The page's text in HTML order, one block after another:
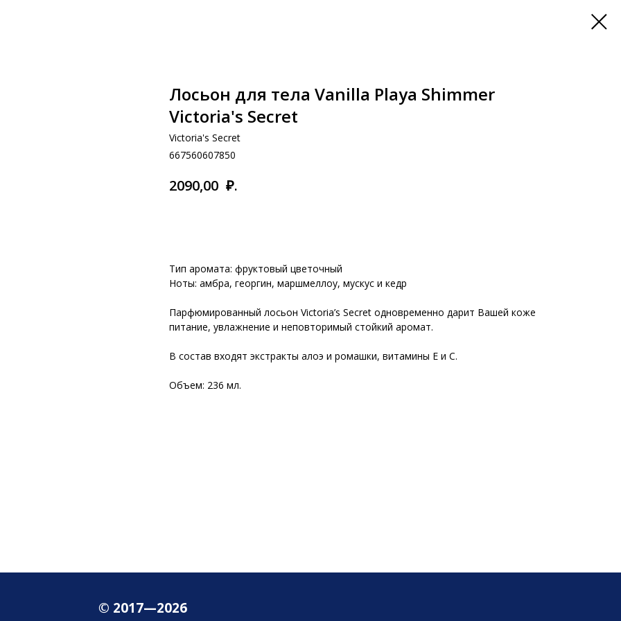
Лосьон для тела Vanilla Playa Shimmer
Victoria's Secret
Victoria's Secret
667560607850
2090,00 ₽.
Тип аромата: фруктовый цветочный
Ноты: амбра, георгин, маршмеллоу, мускус и кедр
Парфюмированный лосьон Victoria’s Secret одновременно дарит Вашей коже
питание, увлажнение и неповторимый стойкий аромат.
В состав входят экстракты алоэ и ромашки, витамины Е и С.
Объем: 236 мл.
© 2017—2026